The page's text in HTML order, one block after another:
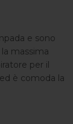
e sono
massima
per il
è comoda la